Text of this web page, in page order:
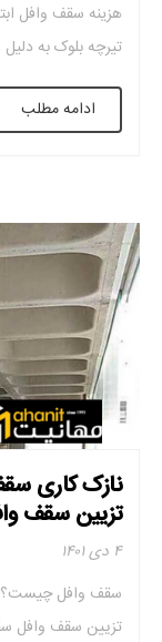
هزینه سقف وافل
تیرچه بلوک به
محبوب بسیاری از
تیرچه، بلوک و
ادامه مطلب
نازک کاری
تزیین سقف
۴ دی ۱۴۰۱
سقف وافل چیست؟
تزیین سقف وافل